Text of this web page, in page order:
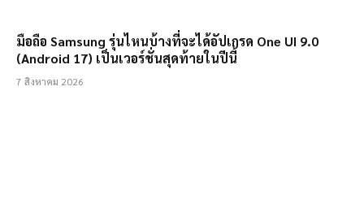
มือถือ Samsung รุ่นไหนบ้างที่จะได้อัปเกรด One UI 9.0
(Android 17) เป็นเวอร์ชั่นสุดท้ายในปีนี้
7 สิงหาคม 2026